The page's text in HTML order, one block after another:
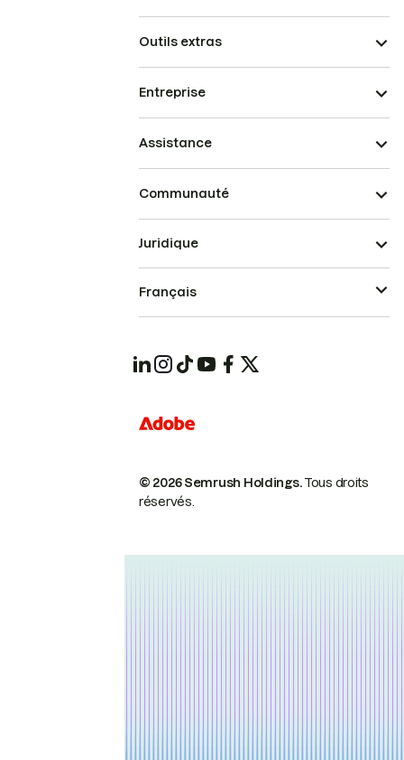
Outils extras
Entreprise
Assistance
Communauté
© 2026 Semrush Holdings.Tous droits
réservés.
Juridique
Français